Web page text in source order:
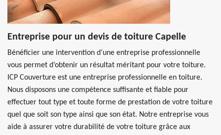
Entreprise pour un devis de toiture Capelle
Bénéficier une intervention d’une entreprise professionnelle
vous permet d’obtenir un résultat méritant pour votre toiture.
ICP Couverture est une entreprise professionnelle en toiture.
Nous disposons une compétence suffisante et fiable pour
effectuer tout type et toute forme de prestation de votre toiture
quel que soit son type ainsi que son état. Notre entreprise vous
aide à assurer votre durabilité de votre toiture grâce aux